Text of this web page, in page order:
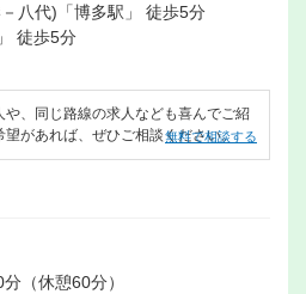
八代)「博多駅」 徒歩5分
徒歩5分
や、同じ路線の求人なども喜んでご紹
があれば、ぜひご相談ください。
無料で相談する
（休憩60分）